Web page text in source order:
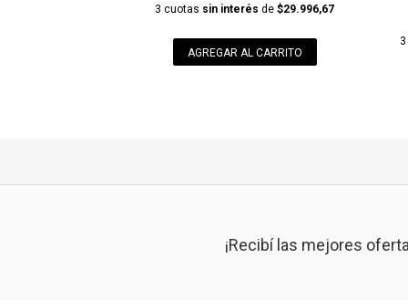
3 cuotas sin interés de$29.996,67
AGREGAR AL CARRITO
¡Recibí las mejores